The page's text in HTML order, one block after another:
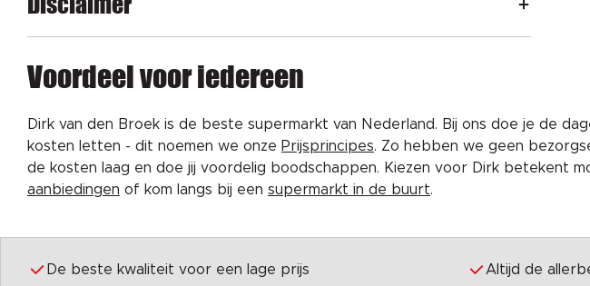
Voordeel voor iedereen
Dirk van den Broek is de beste supermarkt van Nederland. Bij ons doe je de
kosten letten - dit noemen we onze Prijsprincipes. Zo hebben we geen
de kosten laag en doe jij voordelig boodschappen. Kiezen voor Dirk betekent
aanbiedingen of kom langs bij een supermarkt in de buurt.
De beste kwaliteit voor een lage prijs Altijd de